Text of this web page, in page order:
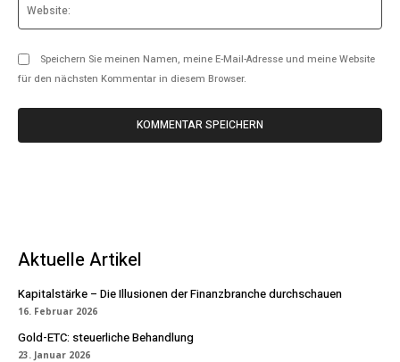
Speichern Sie meinen Namen, meine E-Mail-Adresse und meine Website
für den nächsten Kommentar in diesem Browser.
Aktuelle Artikel
Kapitalstärke – Die Illusionen der Finanzbranche durchschauen
16. Februar 2026
Gold-ETC: steuerliche Behandlung
23. Januar 2026